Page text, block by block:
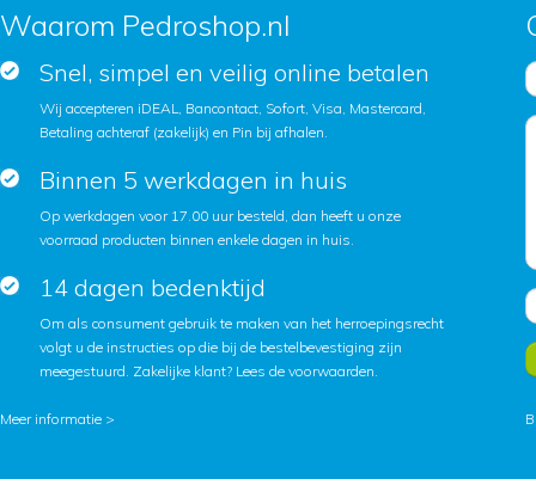
Waarom Pedroshop.nl
Snel, simpel en veilig online betalen
Wij accepteren iDEAL, Bancontact, Sofort, Visa, Mastercard,
Betaling achteraf (zakelijk) en Pin bij afhalen.
Binnen 5 werkdagen in huis
Op werkdagen voor 17.00 uur besteld, dan heeft u onze
voorraad producten binnen enkele dagen in huis.
14 dagen bedenktijd
Om als consument gebruik te maken van het herroepingsrecht
volgt u de instructies op die bij de bestelbevestiging zijn
meegestuurd. Zakelijke klant? Lees de voorwaarden.
Meer informatie >